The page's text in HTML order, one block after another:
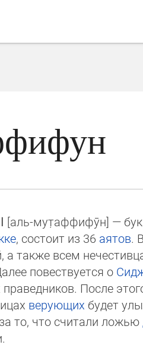
[аль-му­т̣аф­фи­фӯн] —
, состоит из 36 аятов.
также всем
повест­вуется о
правед­ни­ков. После
верующих бу­дет
то, что счи­тали ло­жью